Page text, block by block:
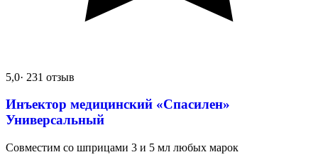
5,0· 231 отзыв
Инъектор медицинский «Спасилен»
Универсальный
Совместим со шприцами 3 и 5 мл любых марок